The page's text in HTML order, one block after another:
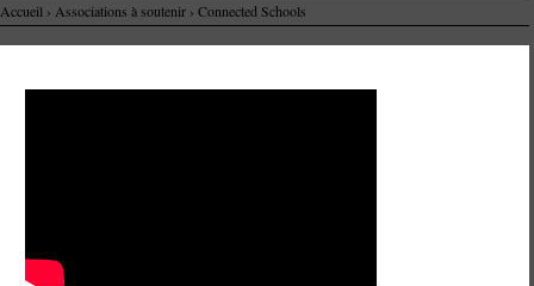
Accueil › Associations à soutenir › Connected Schools